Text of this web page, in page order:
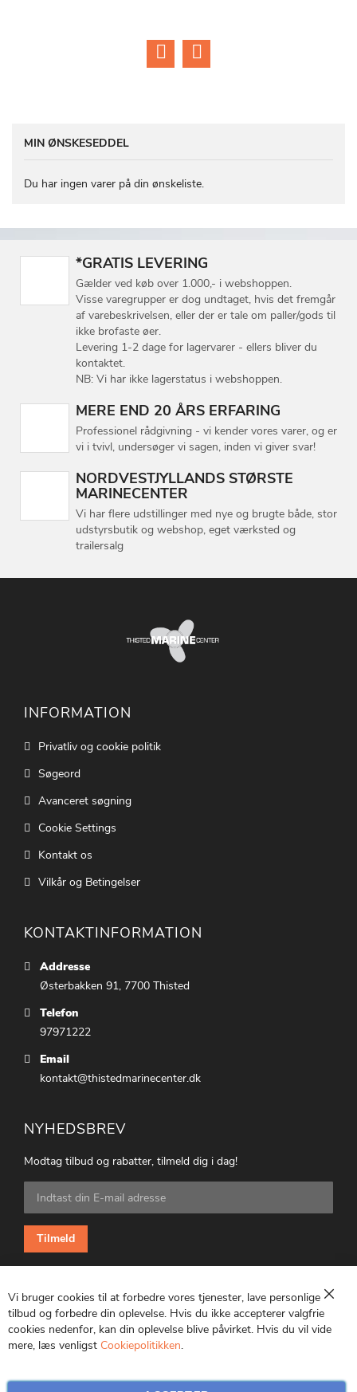
MIN ØNSKESEDDEL
Du har ingen varer på din ønskeliste.
*GRATIS LEVERING
Gælder ved køb over 1.000,- i webshoppen.
Visse varegrupper er dog undtaget, hvis det fremgår
af varebeskrivelsen, eller der er tale om paller/gods til
ikke brofaste øer.
Levering 1-2 dage for lagervarer - ellers bliver du
kontaktet.
NB: Vi har ikke lagerstatus i webshoppen.
MERE END 20 ÅRS ERFARING
Professionel rådgivning - vi kender vores varer, og er
vi i tvivl, undersøger vi sagen, inden vi giver svar!
NORDVESTJYLLANDS STØRSTE
MARINECENTER
Vi har flere udstillinger med nye og brugte både, stor
udstyrsbutik og webshop, eget værksted og
trailersalg
INFORMATION
Privatliv og cookie politik
Søgeord
Avanceret søgning
Cookie Settings
Kontakt os
Vilkår og Betingelser
KONTAKTINFORMATION
Addresse
Østerbakken 91, 7700 Thisted
Telefon
97971222
Email
kontakt@thistedmarinecenter.dk
NYHEDSBREV
Modtag tilbud og rabatter, tilmeld dig i dag!
Tilmeld
dig
vores
nyhedsbrev:
Tilmeld
CVR: 25847369
Luk
Vi bruger cookies til at forbedre vores tjenester, lave personlige
tilbud og forbedre din oplevelse. Hvis du ikke accepterer valgfrie
cookies nedenfor, kan din oplevelse blive påvirket. Hvis du vil vide
mere, læs venligst Cookiepolitikken.